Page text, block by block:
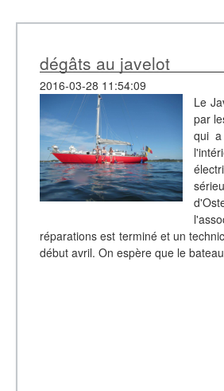
dégâts au javelot
2016-03-28 11:54:09
Le
par
qui
réparations est terminé et un
début avril. On espère que le